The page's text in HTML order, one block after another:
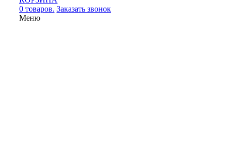
0 товаров. Заказать звонок
Меню